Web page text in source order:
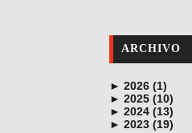
ARCHIVO
► 2026 (1)
junio (1)
► 2025 (10)
noviembre (1)
octubre (1)
► 2024 (13)
diciembre (4)
► 2023 (19)